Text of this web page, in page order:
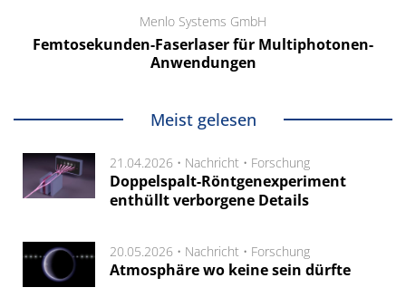
Menlo Systems GmbH
Femtosekunden-Faserlaser für Multiphotonen-
Anwendungen
Meist gelesen
21.04.2026 • Nachricht • Forschung
Doppelspalt-Röntgenexperiment
enthüllt verborgene Details
20.05.2026 • Nachricht • Forschung
Atmosphäre wo keine sein dürfte